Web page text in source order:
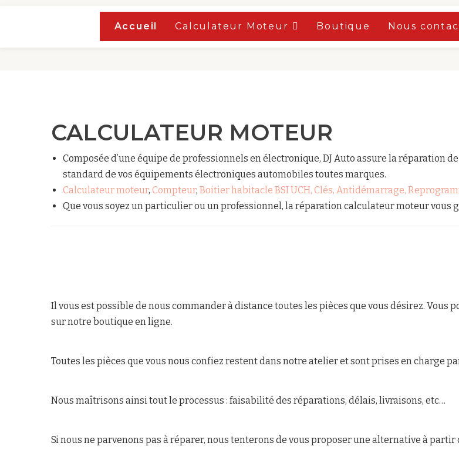
Accueil Calculateur Moteur Boutique Nous
CALCULATEUR MOTEUR
Composée d’une équipe de professionnels en électronique, DJ Auto assure la réparation
standard de vos équipements électroniques automobiles toutes marques.
Calculateur moteur, Compteur, Boitier habitacle BSI UCH, Clés, Antidémarrage,
Que vous soyez un particulier ou un professionnel, la réparation calculateur moteur vous
Il vous est possible de nous commander à distance toutes les pièces que vous désirez.
sur notre boutique en ligne.
Toutes les pièces que vous nous confiez restent dans notre atelier et sont prises en charge
Nous maîtrisons ainsi tout le processus : faisabilité des réparations, délais, livraisons, etc…
Si nous ne parvenons pas à réparer, nous tenterons de vous proposer une alternative à